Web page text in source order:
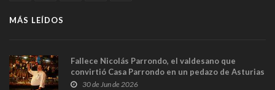
MÁS LEÍDOS
Fallece Nicolás Parrondo, el valdesano que
convirtió Casa Parrondo en un pedazo de Asturias
en Madrid
30 de Jun de 2026